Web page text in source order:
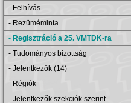
- Felhívás
- Rezüméminta
- Regisztráció a 25. VMTDK-ra
- Tudományos bizottság
- Jelentkezők (14)
- Régiók
- Jelentkezők szekciók szerint